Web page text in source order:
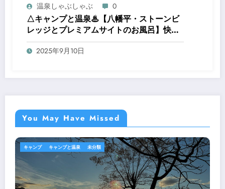
温泉しゃぶしゃぶ 0
△キャンプと温泉♨︎【八幡平・ストーンビ
レッジとプレミアムサイトのお風呂】快適
キャンプ場で、焚き火とお風呂を楽しむ贅
沢時間
2025年9月10日
You May Have Missed
キャンプ キャンプと温泉 未分類